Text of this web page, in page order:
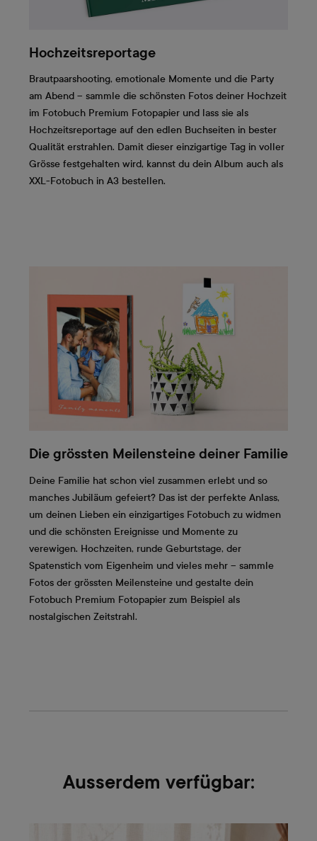
Hochzeitsreportage
Brautpaarshooting, emotionale Momente und die Party
am Abend – sammle die schönsten Fotos deiner Hochzeit
im Fotobuch Premium Fotopapier und lass sie als
Hochzeitsreportage auf den edlen Buchseiten in bester
Qualität erstrahlen. Damit dieser einzigartige Tag in voller
Grösse festgehalten wird, kannst du dein Album auch als
XXL-Fotobuch in A3 bestellen.
Die grössten Meilensteine deiner Familie
Deine Familie hat schon viel zusammen erlebt und so
manches Jubiläum gefeiert? Das ist der perfekte Anlass,
um deinen Lieben ein einzigartiges Fotobuch zu widmen
und die schönsten Ereignisse und Momente zu
verewigen. Hochzeiten, runde Geburtstage, der
Spatenstich vom Eigenheim und vieles mehr – sammle
Fotos der grössten Meilensteine und gestalte dein
Fotobuch Premium Fotopapier zum Beispiel als
nostalgischen Zeitstrahl.
Ausserdem verfügbar: